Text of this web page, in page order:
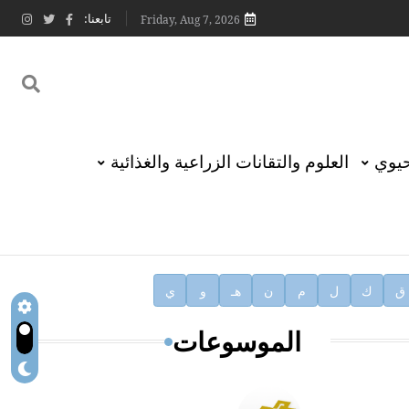
Friday, Aug 7, 2026 تابعنا:
العلوم والتقانات الزراعية والغذائية
ق ك ل م ن هـ و ي
الموسوعات